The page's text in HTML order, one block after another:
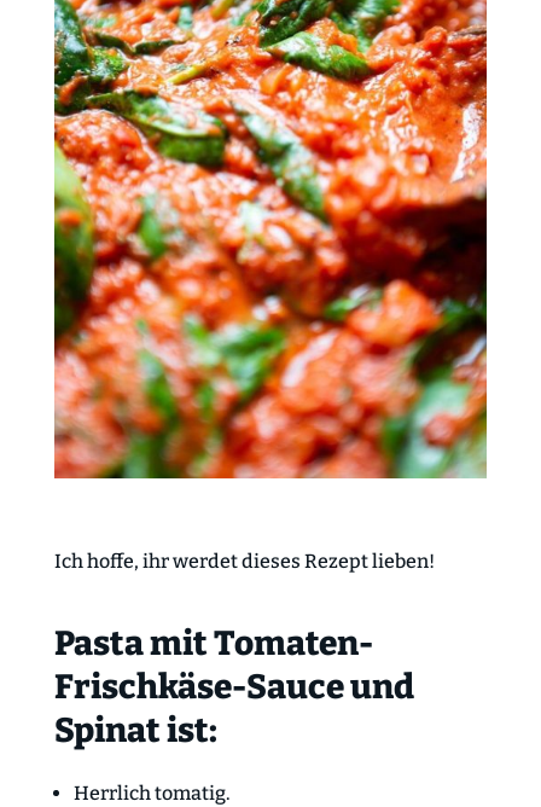
Ich hoffe, ihr werdet dieses Rezept lieben!
Pasta mit Tomaten-
Frischkäse-Sauce und
Spinat ist:
Herrlich tomatig.